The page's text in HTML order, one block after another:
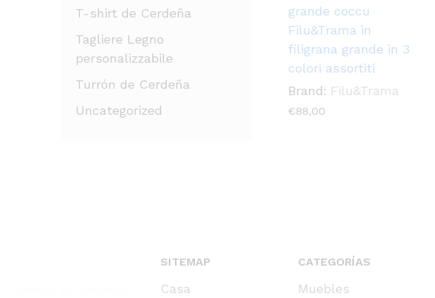
grande coccu
Filu&Trama in
filigrana grande in 3
colori assortiti
Brand: Filu&Trama
€88,00
T-shirt de Cerdeña
Tagliere Legno
personalizzabile
Turrón de Cerdeña
Uncategorized
SITEMAP
Casa
CATEGORÍAS
Muebles